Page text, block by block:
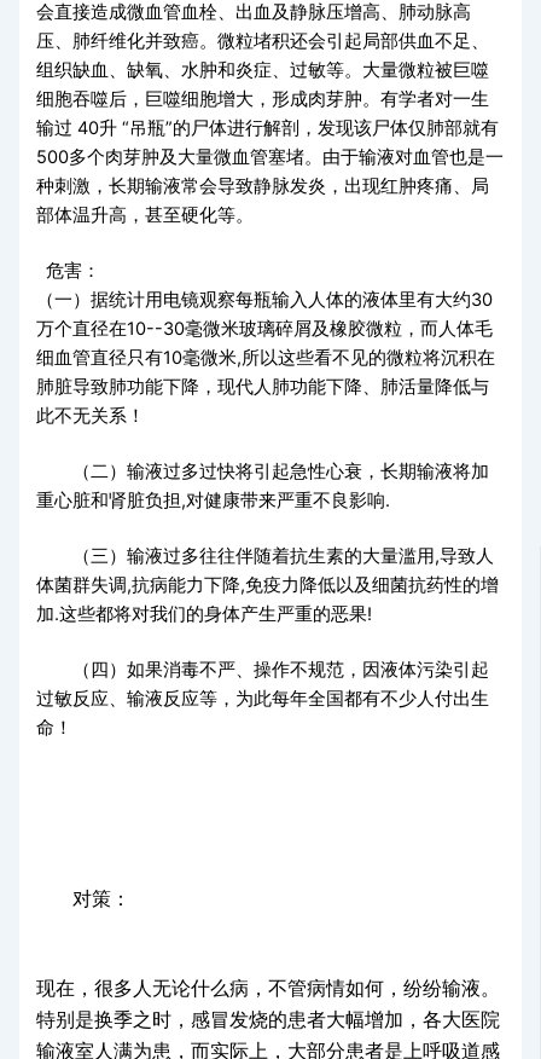
会直接造成微血管血栓、出血及静脉压增高、肺动脉高
压、肺纤维化并致癌。微粒堵积还会引起局部供血不足、
组织缺血、缺氧、水肿和炎症、过敏等。大量微粒被巨噬
细胞吞噬后，巨噬细胞增大，形成肉芽肿。有学者对一生
输过 40升 “吊瓶”的尸体进行解剖，发现该尸体仅肺部就有
500多个肉芽肿及大量微血管塞堵。由于输液对血管也是一
种刺激，长期输液常会导致静脉发炎，出现红肿疼痛、局
部体温升高，甚至硬化等。
危害：
（一）据统计用电镜观察每瓶输入人体的液体里有大约30
万个直径在10--30毫微米玻璃碎屑及橡胶微粒，而人体毛
细血管直径只有10毫微米,所以这些看不见的微粒将沉积在
肺脏导致肺功能下降，现代人肺功能下降、肺活量降低与
此不无关系！
（二）输液过多过快将引起急性心衰，长期输液将加
重心脏和肾脏负担,对健康带来严重不良影响.
（三）输液过多往往伴随着抗生素的大量滥用,导致人
体菌群失调,抗病能力下降,免疫力降低以及细菌抗药性的增
加.这些都将对我们的身体产生严重的恶果!
（四）如果消毒不严、操作不规范，因液体污染引起
过敏反应、输液反应等，为此每年全国都有不少人付出生
命！
对策：
现在，很多人无论什么病，不管病情如何，纷纷输液。
特别是换季之时，感冒发烧的患者大幅增加，各大医院
输液室人满为患，而实际上，大部分患者是上呼吸道感